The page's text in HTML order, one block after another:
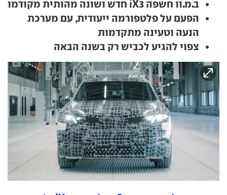
ב.מ.וו חשפה iX3 חדש ושונה מהותית מקודמו
הפעם על פלטפורמה ייעודית, עם מערכת
הנעה וטעינה מתקדמות
צפוי להגיע לכביש רק בשנה הבאה